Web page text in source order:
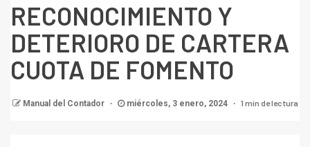
RECONOCIMIENTO Y
DETERIORO DE CARTERA
CUOTA DE FOMENTO
Manual del Contador miércoles, 3 enero, 2024 1 min de lectura